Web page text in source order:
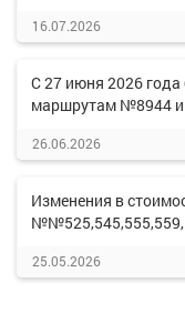
16.07.2026
С 27 июня 2026
маршрутам №8944
26.06.2026
Изменения в
25.05.2026